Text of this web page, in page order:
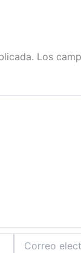
Los